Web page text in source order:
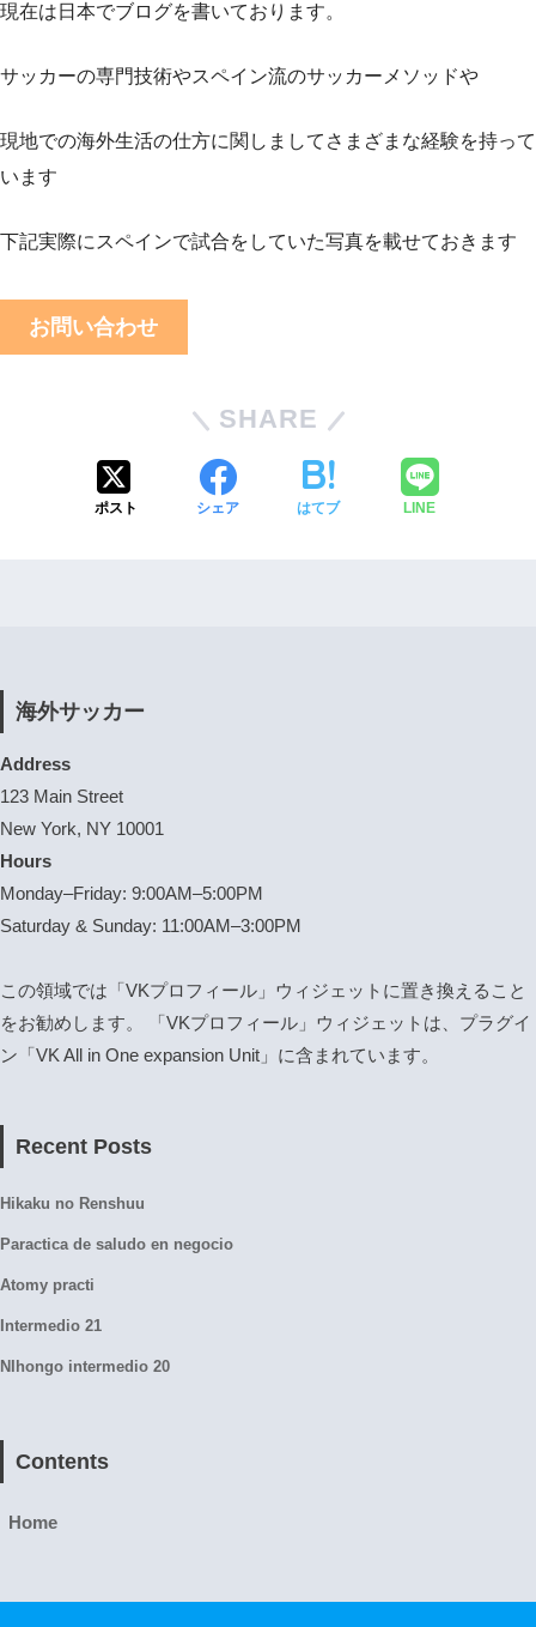
現在は日本でブログを書いております。
サッカーの専門技術やスペイン流のサッカーメソッドや
現地での海外生活の仕方に関しましてさまざまな経験を持って
います
下記実際にスペインで試合をしていた写真を載せておきます
お問い合わせ
SHARE
ポスト シェア はてブ LINE
海外サッカー
Address
123 Main Street
New York, NY 10001
Hours
Monday–Friday: 9:00AM–5:00PM
Saturday & Sunday: 11:00AM–3:00PM
この領域では「VKプロフィール」ウィジェットに置き換えること
をお勧めします。 「VKプロフィール」ウィジェットは、プラグイ
ン「VK All in One expansion Unit」に含まれています。
Recent Posts
Hikaku no Renshuu
Paractica de saludo en negocio
Atomy practi
Intermedio 21
NIhongo intermedio 20
Contents
Home